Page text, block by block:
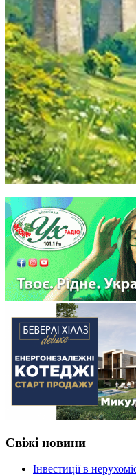
Свіжі новини
Інвестиції в